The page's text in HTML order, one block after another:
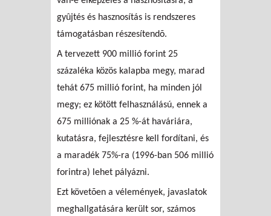
gyûjtés és hasznosítás is rendszeres
támogatásban részesítendõ.
A tervezett 900 millió forint 25
százaléka közös kalapba megy, marad
tehát 675 millió forint, ha minden jól
megy; ez kötött felhasználású, ennek a
675 milliónak a 25 %-át haváriára,
kutatásra, fejlesztésre kell fordítani, és
a maradék 75%-ra (1996-ban 506 millió
forintra) lehet pályázni.
Ezt követõen a vélemények, javaslatok
meghallgatására került sor, számos